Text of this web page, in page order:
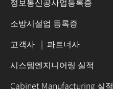
소방시설업 등록증
고객사 | 파트너사
시스템엔지니어링 실적
Cabinet Manufacturing 실적